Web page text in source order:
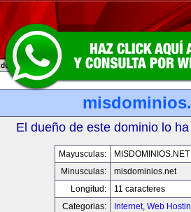
El dueño de este dominio lo
Mayusculas:
MISDOMINIOS.NET
Minusculas:
misdominios.net
Longitud:
11 caracteres
Categorias:
Internet, Web